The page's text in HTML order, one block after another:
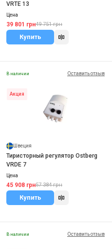
VRTE 13
Цена
39 801 грн49 751 грн
Купить
В наличии Оставить отзыв
Акция
Швеция
Тиристорный регулятор Ostberg
VRDE 7
Цена
45 908 грн57 384 грн
Купить
В наличии Оставить отзыв